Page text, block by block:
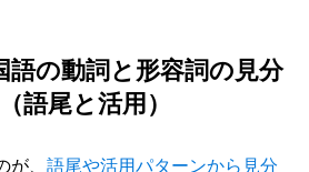
語の動詞と形容詞の見分
語尾と活用）
、 語尾や活用パターンから見分